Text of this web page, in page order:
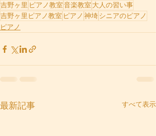
吉野ヶ里 ピアノ教室音楽教室 大人の習い事
吉野ヶ里ピアノ教室 ピアノ 神埼シニアのピアノ
ピアノ
最新記事 すべて表示